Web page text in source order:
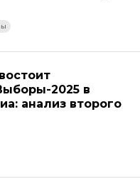
2025 в
анализ второго